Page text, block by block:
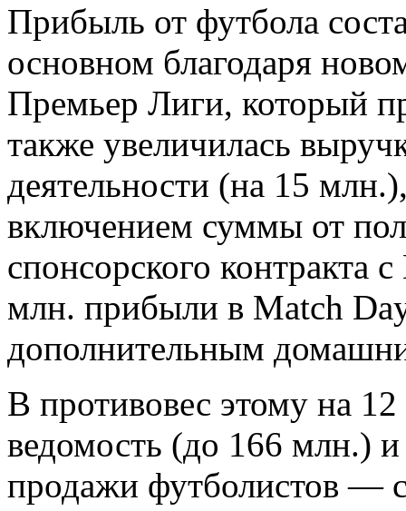
Прибыль от футбола
основном благодаря
Премьер Лиги, который
также увеличилась
деятельности (на 15
включением суммы от
спонсорского контракта
млн. прибыли в Match
дополнительным
В противовес этому на
ведомость (до 166 млн.)
продажи футболистов —